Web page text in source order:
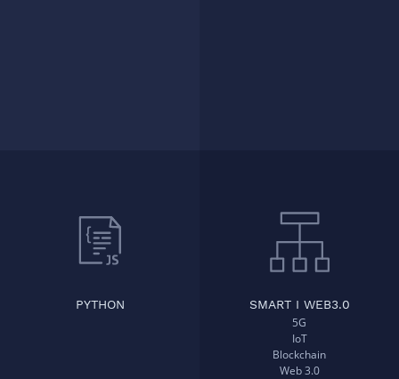
PYTHON SMART I WEB3.0
5G
IoT
Blockchain
Web 3.0